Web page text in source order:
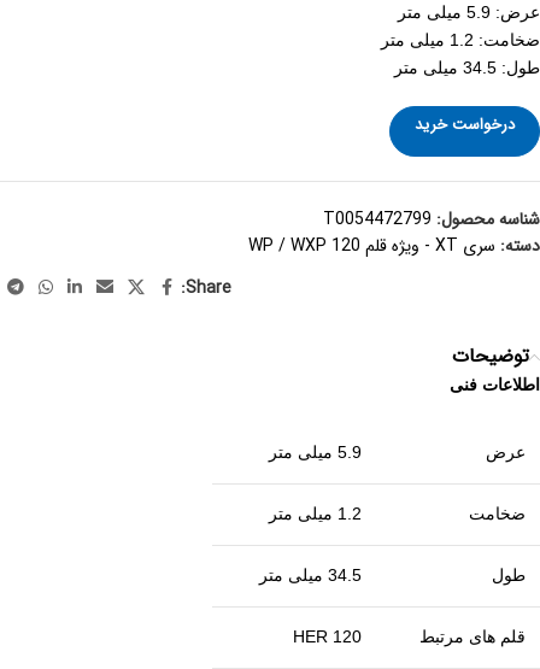
عرض: 5.9 میلی متر
ضخامت: 1.2 میلی متر
طول: 34.5 میلی متر
درخواست خرید
شناسه محصول: T0054472799
دسته: سری XT - ویژه قلم WP / WXP 120
Share:
توضیحات
اطلاعات فنی
عرض 5.9 میلی متر
ضخامت 1.2 میلی متر
طول 34.5 میلی متر
قلم های مرتبط HER 120